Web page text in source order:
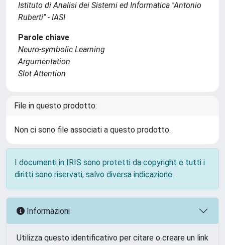
Istituto di Analisi dei Sistemi ed Informatica ''Antonio
Ruberti'' - IASI
Parole chiave
Neuro-symbolic Learning
Argumentation
Slot Attention
File in questo prodotto:
Non ci sono file associati a questo prodotto.
I documenti in IRIS sono protetti da copyright e tutti i
diritti sono riservati, salvo diversa indicazione.
Informazioni
Utilizza questo identificativo per citare o creare un link